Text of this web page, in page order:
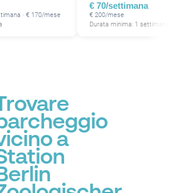
· € 170/mese
€ 70/settimana
€ 200/mese
Durata minima: 1 settimana
a